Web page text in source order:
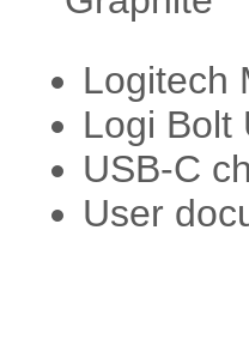
Logitech
Logi Bolt
USB-C
User